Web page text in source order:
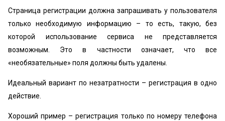
Страница регистрации должна запрашивать у пользователя
только необходимую информацию – то есть, такую, без
которой использование сервиса не представляется
возможным. Это в частности означает, что все
«необязательные» поля должны быть удалены.
Идеальный вариант по незатратности – регистрация в одно
действие.
Хороший пример – регистрация только по номеру телефона